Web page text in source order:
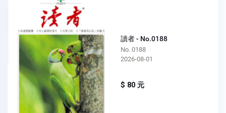
讀者 - No.0188
No. 0188
2026-08-01
$ 80 元